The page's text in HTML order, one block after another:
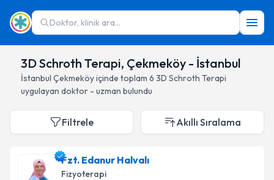
Doktor, klinik ara...
3D Schroth Terapi, Çekmeköy - İstanbul
İstanbul Çekmeköyiçinde toplam 6 3D Schroth Terapi
uygulayan doktor - uzman bulundu
Filtrele Akıllı Sıralama
Fzt. Edanur Halvalı
Fizyoterapi